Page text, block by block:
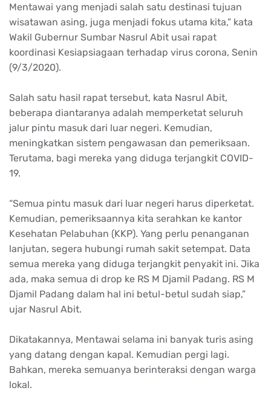
Mentawai yang menjadi salah satu destinasi tujuan
wisatawan asing, juga menjadi fokus utama kita,” kata
Wakil Gubernur Sumbar Nasrul Abit usai rapat
koordinasi Kesiapsiagaan terhadap virus corona, Senin
(9/3/2020).
Salah satu hasil rapat tersebut, kata Nasrul Abit,
beberapa diantaranya adalah memperketat seluruh
jalur pintu masuk dari luar negeri. Kemudian,
meningkatkan sistem pengawasan dan pemeriksaan.
Terutama, bagi mereka yang diduga terjangkit COVID-
19.
“Semua pintu masuk dari luar negeri harus diperketat.
Kemudian, pemeriksaannya kita serahkan ke kantor
Kesehatan Pelabuhan (KKP). Yang perlu penanganan
lanjutan, segera hubungi rumah sakit setempat. Data
semua mereka yang diduga terjangkit penyakit ini. Jika
ada, maka semua di drop ke RS M Djamil Padang. RS M
Djamil Padang dalam hal ini betul-betul sudah siap,”
ujar Nasrul Abit.
Dikatakannya, Mentawai selama ini banyak turis asing
yang datang dengan kapal. Kemudian pergi lagi.
Bahkan, mereka semuanya berinteraksi dengan warga
lokal.